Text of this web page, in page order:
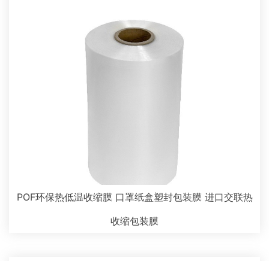
POF环保热低温收缩膜 口罩纸盒塑封包装膜 进口交联热
收缩包装膜